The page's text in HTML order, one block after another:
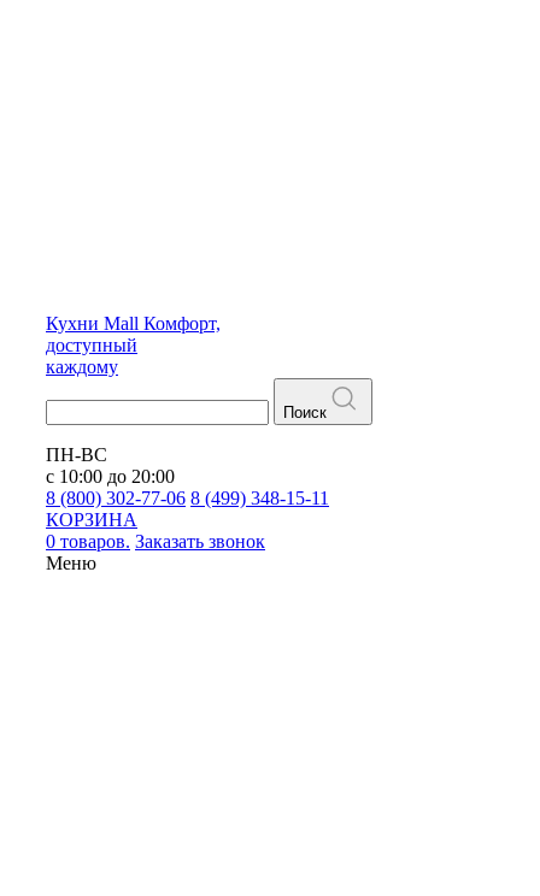
Кухни Mall Комфорт,
доступный
каждому
Поиск
ПН-ВС
с 10:00 до 20:00
8 (800) 302-77-06 8 (499) 348-15-11
КОРЗИНА
0 товаров. Заказать звонок
Меню